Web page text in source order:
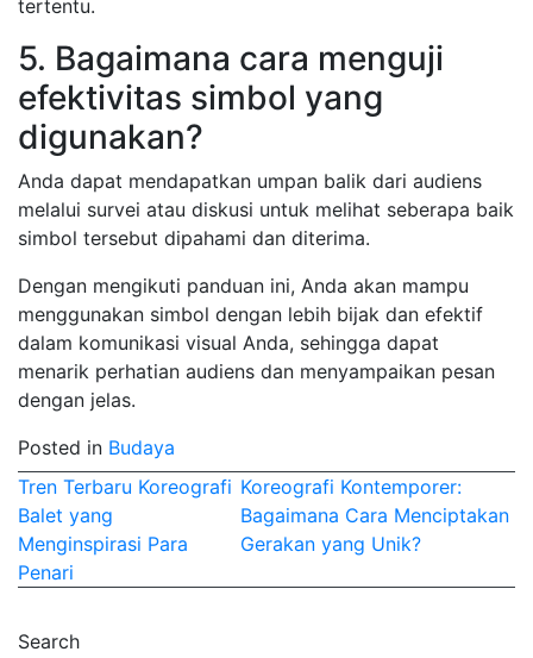
tertentu.
5. Bagaimana cara menguji
efektivitas simbol yang
digunakan?
Anda dapat mendapatkan umpan balik dari audiens
melalui survei atau diskusi untuk melihat seberapa baik
simbol tersebut dipahami dan diterima.
Dengan mengikuti panduan ini, Anda akan mampu
menggunakan simbol dengan lebih bijak dan efektif
dalam komunikasi visual Anda, sehingga dapat
menarik perhatian audiens dan menyampaikan pesan
dengan jelas.
Posted in Budaya
Post
navigation
Tren Terbaru Koreografi
Balet yang
Menginspirasi Para
Penari
Koreografi Kontemporer:
Bagaimana Cara Menciptakan
Gerakan yang Unik?
Search